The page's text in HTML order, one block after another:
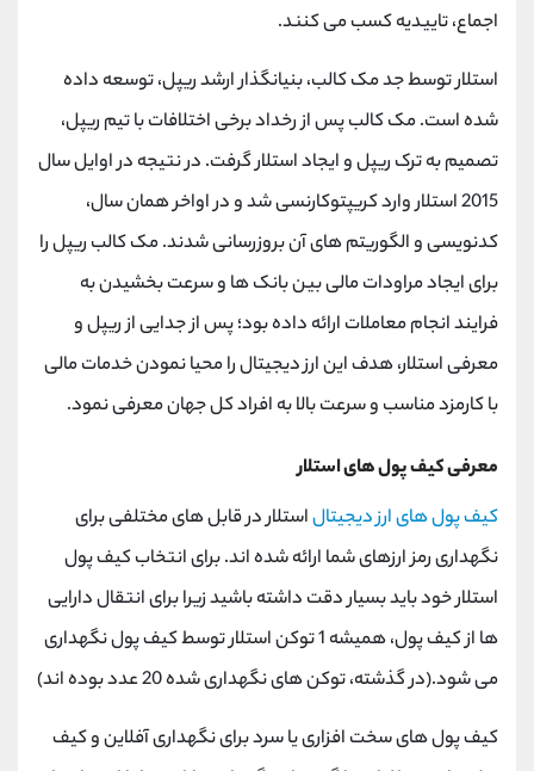
اجماع، تاییدیه کسب می کنند.
استلار توسط جد مک کالب، بنیانگذار ارشد ریپل، توسعه داده
شده است. مک کالب پس از رخداد برخی اختلافات با تیم ریپل،
تصمیم به ترک ریپل و ایجاد استلار گرفت. در نتیجه در اوایل سال
2015 استلار وارد کریپتوکارنسی شد و در اواخر همان سال،
کدنویسی و الگوریتم های آن بروزرسانی شدند. مک کالب ریپل را
برای ایجاد مراودات مالی بین بانک ها و سرعت بخشیدن به
فرایند انجام معاملات ارائه داده بود؛ پس از جدایی از ریپل و
معرفی استلار، هدف این ارز دیجیتال را محیا نمودن خدمات مالی
با کارمزد مناسب و سرعت بالا به افراد کل جهان معرفی نمود.
معرفی کیف پول های استلار
کیف پول های ارز دیجیتالاستلار در قابل های مختلفی برای
نگهداری رمز ارزهای شما ارائه شده اند. برای انتخاب کیف پول
استلار خود باید بسیار دقت داشته باشید زیرا برای انتقال دارایی
ها از کیف پول، همیشه 1 توکن استلار توسط کیف پول نگهداری
می شود.(در گذشته، توکن های نگهداری شده 20 عدد بوده اند)
کیف پول های سخت افزاری یا سرد برای نگهداری آفلاین و کیف